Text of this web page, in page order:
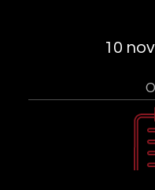
10